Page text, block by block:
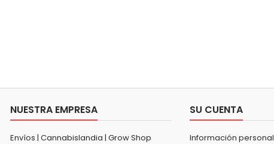
NUESTRA EMPRESA
Envíos | Cannabislandia | Grow Shop
SU CUENTA
Información personal